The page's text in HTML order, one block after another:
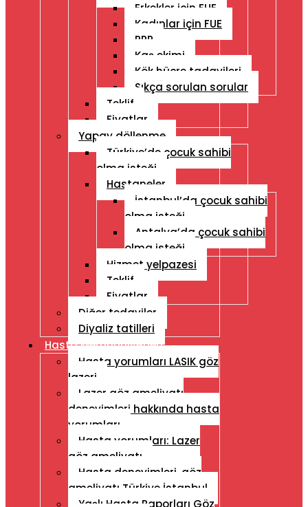
Erkekler için FUE
Kadınlar için FUE
PRP
Kaş ekimi
Kök hücre tadavileri
Sıkça sorulan sorular
Teklif
Fiyatlar
Yapay döllenme
Türkiye’de çocuk sahibi
olma isteği
Hastaneler
İstanbul’da çocuk sahibi
olma isteği
Antalya’da çocuk sahibi
olma isteği
Hizmet yelpazesi
Teklif
Fiyatlar
Diğer tedaviler
Diyaliz tatilleri
Hasta Memnuniyetleri
Hasta yorumları LASIK göz
lazeri
Lazer göz ameliyatı
deneyimleri hakkında hasta
yorumları
Hasta yorumları: Lazer
göz ameliyatı
Hasta deneyimleri, göz
ameliyatı Türkiye İstanbul